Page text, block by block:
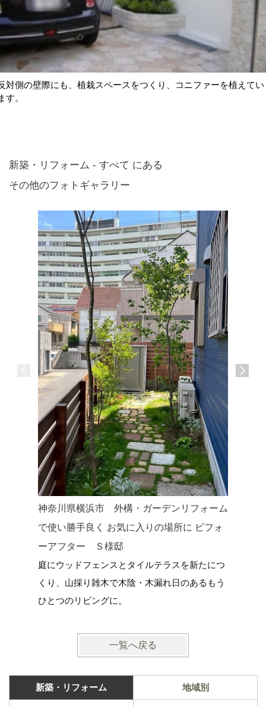
対側の壁際にも、植栽スペースをつくり、コニファーを植えてい
す。
新築・リフォーム - すべて にある
その他のフォトギャラリー
神奈川県横浜市 外構・ガーデンリフォーム
で使い勝手良く お気に入りの場所に ビフォ
ーアフター Ｓ様邸
庭にウッドフェンスとタイルテラスを新たにつ
くり、山採り雑木で木陰・木漏れ日のあるもう
ひとつのリビングに。
一覧へ戻る
新築・リフォーム 地域別